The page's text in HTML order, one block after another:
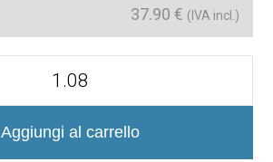
37.90 € (IVA incl.)
Aggiungi al carrello